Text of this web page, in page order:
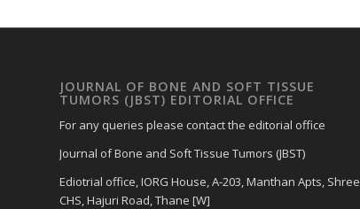
JOURNAL OF BONE AND SOFT TISSUE
TUMORS (JBST) EDITORIAL OFFICE
For any queries please contact the editorial office
Journal of Bone and Soft Tissue Tumors (JBST)
Ediotrial office, IORG House, A-203, Manthan Apts,
CHS, Hajuri Road, Thane [W]